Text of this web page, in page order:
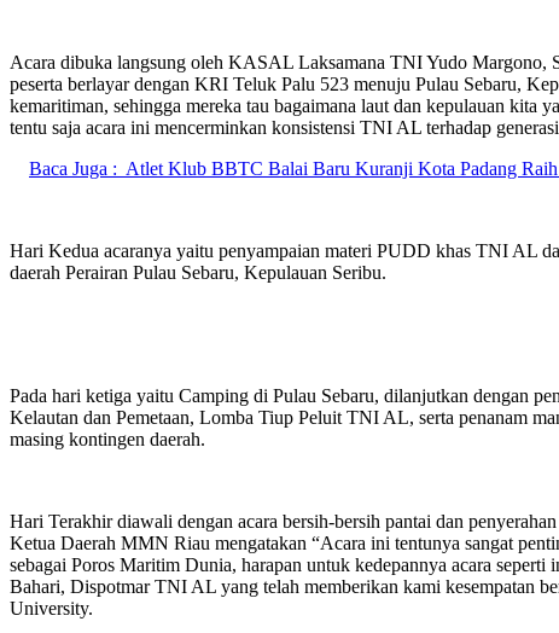
Acara dibuka langsung oleh KASAL Laksamana TNI Yudo Margono,
peserta berlayar dengan KRI Teluk Palu 523 menuju Pulau Sebaru,
kemaritiman, sehingga mereka tau bagaimana laut dan kepulauan kita
tentu saja acara ini mencerminkan konsistensi TNI AL terhadap
Baca Juga : Atlet Klub BBTC Balai Baru Kuranji Kota Padang Raih
Hari Kedua acaranya yaitu penyampaian materi PUDD khas TNI AL
daerah Perairan Pulau Sebaru, Kepulauan Seribu.
Pada hari ketiga yaitu Camping di Pulau Sebaru, dilanjutkan dengan
Kelautan dan Pemetaan, Lomba Tiup Peluit TNI AL, serta penanam
masing kontingen daerah.
Hari Terakhir diawali dengan acara bersih-bersih pantai dan
Ketua Daerah MMN Riau mengatakan “Acara ini tentunya sangat
sebagai Poros Maritim Dunia, harapan untuk kedepannya acara
Bahari, Dispotmar TNI AL yang telah memberikan kami kesempatan
University.